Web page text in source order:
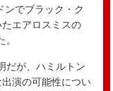
ンでブラック・ク
エアロスミスの
だが、ハミルトン
演の可能性につい